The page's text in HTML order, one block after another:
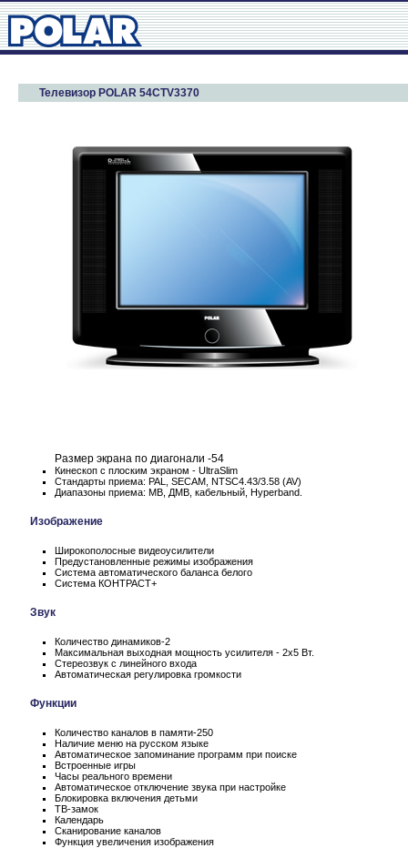
Телевизор POLAR 54CTV3370
Размер экрана по диагонали -54
Кинескоп с плоским экраном - UltraSlim
Стандарты приема: PAL, SECAM, NTSC4.43/3.58 (AV)
Диапазоны приема: МВ, ДМВ, кабельный, Hyperband.
Изображение
Широкополосные видеоусилители
Предустановленные режимы изображения
Система автоматического баланса белого
Система КОНТРАСТ+
Звук
Количество динамиков-2
Максимальная выходная мощность усилителя - 2х5 Вт.
Стереозвук с линейного входа
Автоматическая регулировка громкости
Функции
Количество каналов в памяти-250
Наличие меню на русском языке
Автоматическое запоминание программ при поиске
Встроенные игры
Часы реального времени
Автоматическое отключение звука при настройке
Блокировка включения детьми
ТВ-замок
Календарь
Сканирование каналов
Функция увеличения изображения